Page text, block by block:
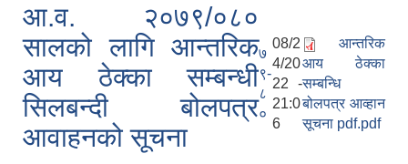
आ.व. २०७९/०८०
सालको लागि आन्तरिक
आय ठेक्का सम्बन्धी
सिलबन्दी बोलपत्र
आवाहनको सूचना
७
९-
८
०
08/2
4/20
22 -
21:0
6
आन्तरिक
आय ठेक्का
सम्बन्धि
बोलपत्र आव्हान
सूचना pdf.pdf